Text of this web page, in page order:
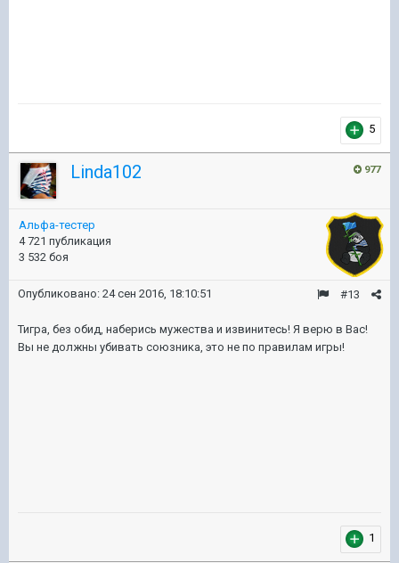
5
977
Linda102
Альфа-тестер
4 721 публикация
3 532 боя
#13
Опубликовано: 24 сен 2016, 18:10:51
Тигра, без обид, наберись мужества и извинитесь! Я верю в Вас!
Вы не должны убивать союзника, это не по правилам игры!
1